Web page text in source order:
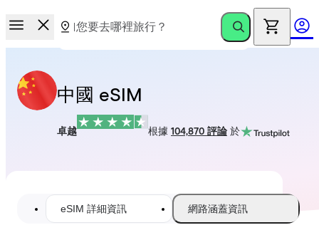
中國 eSIM
卓越 根據 104,870 評論 於
eSIM 詳細資訊 網路涵蓋資訊